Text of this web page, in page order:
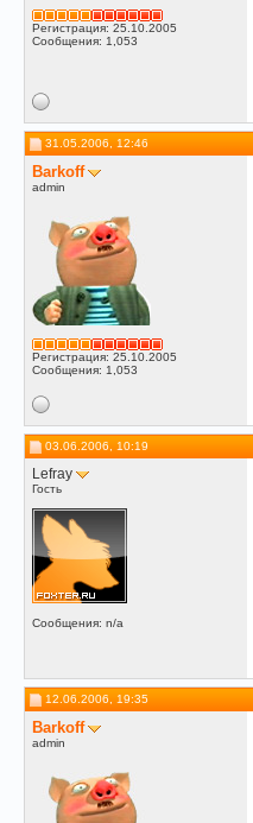
Регистрация: 25.10.2005
Сообщения: 1,053
31.05.2006, 12:46
Barkoff
admin
Регистрация: 25.10.2005
Сообщения: 1,053
03.06.2006, 10:19
Lefray
Гость
Сообщения: n/a
12.06.2006, 19:35
Barkoff
admin